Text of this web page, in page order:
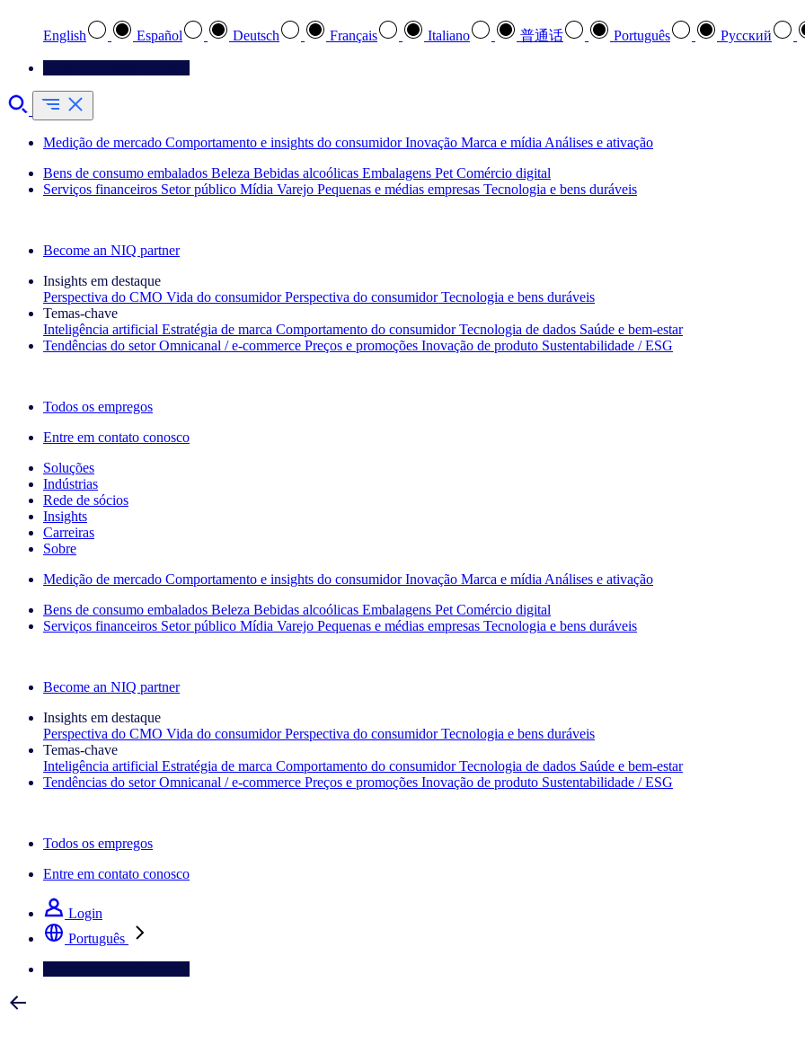
English Español Deutsch Français Italiano 普通话 Português Pусский
Medição de mercado Comportamento e insights do consumidor Inovação Marca e mídia Análises e ativação
Bens de consumo embalados Beleza Bebidas alcoólicas Embalagens Pet Comércio digital
Serviços financeiros Setor público Mídia Varejo Pequenas e médias empresas Tecnologia e bens duráveis
Become an NIQ partner
Insights em destaque
Perspectiva do CMO Vida do consumidor Perspectiva do consumidor Tecnologia e bens duráveis
Temas‑chave
Inteligência artificial Estratégia de marca Comportamento do consumidor Tecnologia de dados Saúde e bem‑estar
Tendências do setor Omnicanal / e‑commerce Preços e promoções Inovação de produto Sustentabilidade / ESG
Todos os empregos
Entre em contato conosco
Soluções
Indústrias
Rede de sócios
Insights
Carreiras
Sobre
Medição de mercado Comportamento e insights do consumidor Inovação Marca e mídia Análises e ativação
Bens de consumo embalados Beleza Bebidas alcoólicas Embalagens Pet Comércio digital
Serviços financeiros Setor público Mídia Varejo Pequenas e médias empresas Tecnologia e bens duráveis
Become an NIQ partner
Insights em destaque
Perspectiva do CMO Vida do consumidor Perspectiva do consumidor Tecnologia e bens duráveis
Temas‑chave
Inteligência artificial Estratégia de marca Comportamento do consumidor Tecnologia de dados Saúde e bem‑estar
Tendências do setor Omnicanal / e‑commerce Preços e promoções Inovação de produto Sustentabilidade / ESG
Todos os empregos
Entre em contato conosco
Login
Português